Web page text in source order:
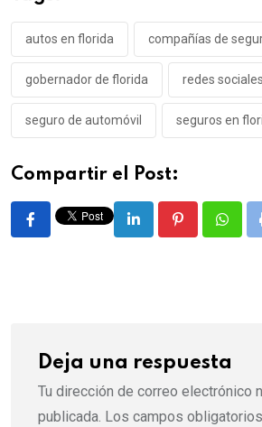
autos en florida compañías de
gobernador de florida redes sociales
seguro de automóvil seguros en
Compartir el Post:
LinkedIn Pinterest
Deja una respuesta
Tu dirección de correo electrónico
publicada. Los campos